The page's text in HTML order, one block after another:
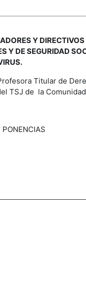
Y DIRECTIVOS
Y DE SEGURIDAD
Titular de
TSJ de la
PONENCIAS